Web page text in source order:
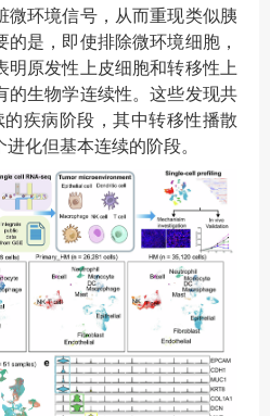
微环境信号，从而重现类似胰
是，即使排除微环境细胞，
明原发性上皮细胞和转移性上
的生物学连续性。这些发现共
疾病阶段，其中转移性播散
化但基本连续的阶段。